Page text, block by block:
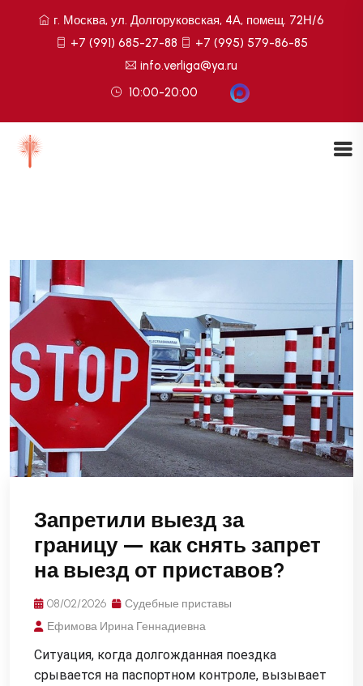
г. Москва, ул. Долгоруковская, 4А, помещ. 72Н/6
+7 (991) 685-27-88
+7 (995) 579-86-85
info.verliga@ya.ru
10:00-20:00
Запретили выезд за
границу — как снять запрет
на выезд от приставов?
08/02/2026
Судебные приставы
Ефимова Ирина Геннадиевна
Ситуация, когда долгожданная поездка
срывается на паспортном контроле, вызывает